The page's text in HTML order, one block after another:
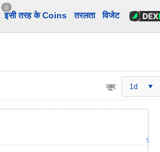
0
इसी तरह के Coins तरलता विजेट
ज़ूम: 1d
5